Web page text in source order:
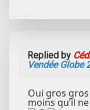
Replied by
Vendée Globe
Oui gros
moins qu’il